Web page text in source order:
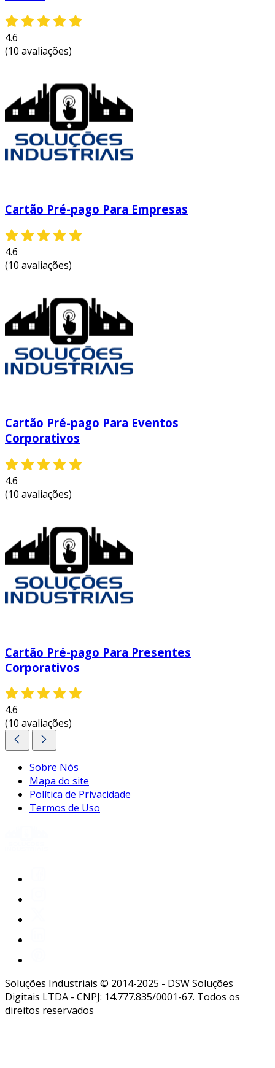
4.6
(10 avaliações)
Cartão Pré-pago Para Empresas
4.6
(10 avaliações)
Cartão Pré-pago Para Eventos
Corporativos
4.6
(10 avaliações)
Cartão Pré-pago Para Presentes
Corporativos
4.6
(10 avaliações)
Sobre Nós
Mapa do site
Política de Privacidade
Termos de Uso
Soluções Industriais © 2014-2025 - DSW Soluções
Digitais LTDA - CNPJ: 14.777.835/0001-67. Todos os
direitos reservados